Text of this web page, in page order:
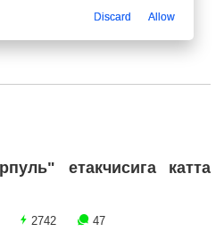
етакчисига катта
2742 47
Discard Allow